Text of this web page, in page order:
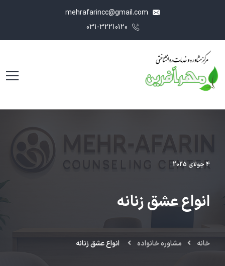
4 جولای 2025
انواع عشق زنانه
خانه مشاوره خانواده انواع عشق زنانه